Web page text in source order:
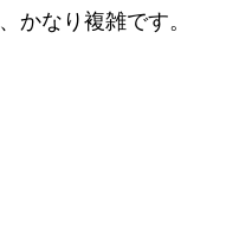
かなり複雑です。